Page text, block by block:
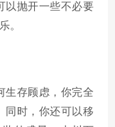
以抛开一些不必要
。
生存顾虑，你完全
同时，你还可以移